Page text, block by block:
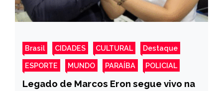
Brasil CIDADES CULTURAL Destaque
ESPORTE MUNDO PARAÍBA POLICIAL
Legado de Marcos Eron segue vivo na